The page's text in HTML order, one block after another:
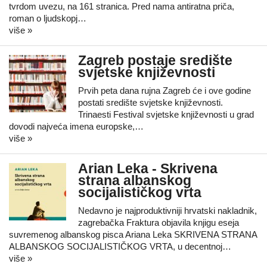
tvrdom uvezu, na 161 stranica. Pred nama antiratna priča,
roman o ljudskopj…
više »
Zagreb postaje središte
svjetske književnosti
Prvih peta dana rujna Zagreb će i ove godine
postati središte svjetske književnosti.
Trinaesti Festival svjetske književnosti u grad
dovodi najveća imena europske,…
više »
Arian Leka - Skrivena
strana albanskog
socijalističkog vrta
Nedavno je najproduktivniji hrvatski nakladnik,
zagrebačka Fraktura objavila knjigu eseja
suvremenog albanskog pisca Ariana Leka SKRIVENA STRANA
ALBANSKOG SOCIJALISTIČKOG VRTA, u decentnoj…
više »